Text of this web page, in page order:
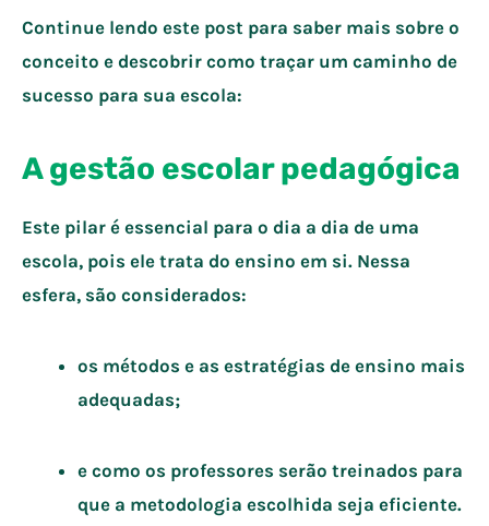
Continue lendo este post para saber mais sobre o
conceito e descobrir como traçar um caminho de
sucesso para sua escola:
A gestão escolar pedagógica
Este pilar é essencial para o dia a dia de uma
escola, pois ele trata do ensino em si. Nessa
esfera, são considerados:
os métodos e as estratégias de ensino mais
adequadas;
e como os professores serão treinados para
que a metodologia escolhida seja eficiente.